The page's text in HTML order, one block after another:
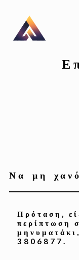
Να μη
Πρόταση,
περίπτωση
3806877.